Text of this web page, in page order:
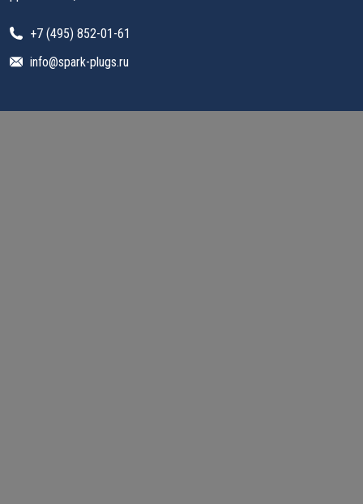
+7 (495) 852-01-61
info@spark-plugs.ru